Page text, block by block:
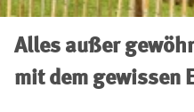
Alles außer
mit dem gewissen